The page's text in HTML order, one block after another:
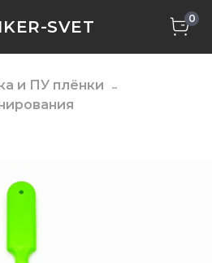
SVET 0
и ПУ плёнки